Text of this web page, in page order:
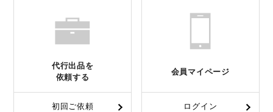
代行出品を
依頼する
初回ご依頼
会員マイページ
ログイン